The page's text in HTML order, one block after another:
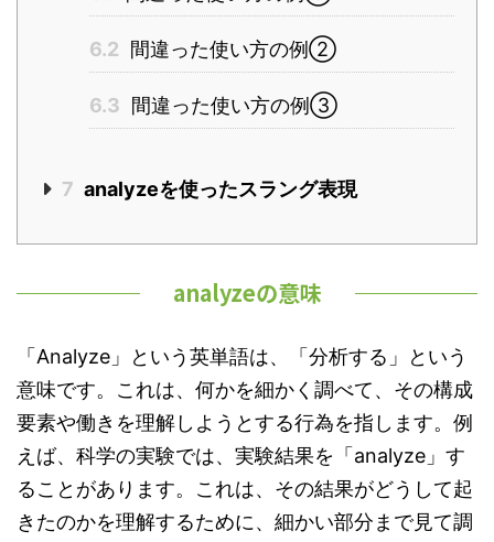
6.2 間違った使い方の例②
6.3 間違った使い方の例③
7 analyzeを使ったスラング表現
analyzeの意味
「Analyze」という英単語は、「分析する」という
意味です。これは、何かを細かく調べて、その構成
要素や働きを理解しようとする行為を指します。例
えば、科学の実験では、実験結果を「analyze」す
ることがあります。これは、その結果がどうして起
きたのかを理解するために、細かい部分まで見て調